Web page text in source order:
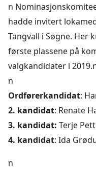
n
hadde invitert
Tangvall i Søgne. Her
første plassene på
valgkandidater i
n
Ordførerkandidat:
2. kandidat: Renate
3. kandidat: Terje
4. kandidat: Ida
n